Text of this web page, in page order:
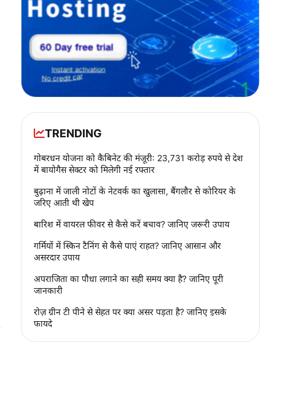
TRENDING
गोबरधन योजना को कैबिनेट की मंजूरी: 23,731 करोड़ रुपये से देश
में बायोगैस सेक्टर को मिलेगी नई रफ्तार
बुढ़ाना में जाली नोटों के नेटवर्क का खुलासा, बैंगलौर से कोरियर के
जरिए आती थी खेप
बारिश में वायरल फीवर से कैसे करें बचाव? जानिए जरूरी उपाय
गर्मियों में स्किन टैनिंग से कैसे पाएं राहत? जानिए आसान और
असरदार उपाय
अपराजिता का पौधा लगाने का सही समय क्या है? जानिए पूरी
जानकारी
रोज़ ग्रीन टी पीने से सेहत पर क्या असर पड़ता है? जानिए इसके
फायदे